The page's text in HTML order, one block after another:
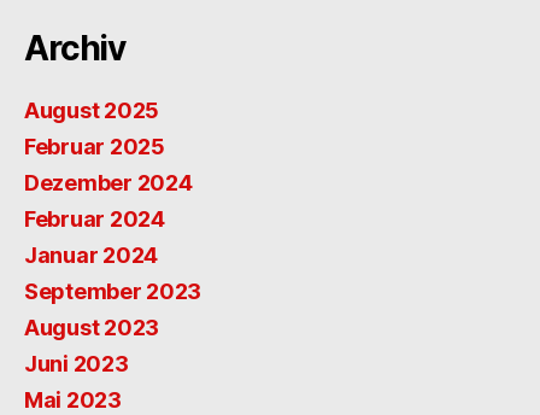
Archiv
August 2025
Februar 2025
Dezember 2024
Februar 2024
Januar 2024
September 2023
August 2023
Juni 2023
Mai 2023